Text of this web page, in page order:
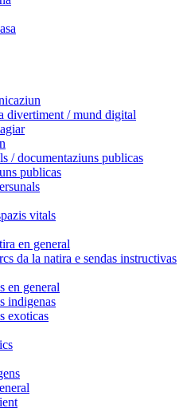
divertiment / mund digital
/ documentaziuns publicas
publicas
vitals
en general
da la natira e sendas instructivas
en general
indigenas
exoticas